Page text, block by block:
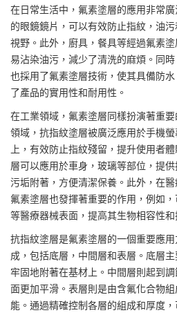
在日常生活中，氟素塗層的應用非常
的眼鏡鏡片，可以有效防止指紋，油
視野。此外，廚具，餐具等經過氟素
易沾染油污，減少了清洗的麻煩。同
也採用了氟素塗層技術，使其具備防
了產品的實用性和耐用性。
在工業領域，氟素塗層同樣扮演著重
領域，抗指紋塗層被廣泛應用於手機
上，有效防止指紋殘留，提升使用者
層可以應用於車身，玻璃等部位，提
污垢附著，方便清潔保養。此外，在
氟素塗層也發揮著重要的作用，例如
等醫療器械表面，提高其生物相容性和
抗指紋塗層是氟素塗層的一個重要應
成，包括底層，中間層和表層。底層
牢固地附著在基材上。中間層則起到
面更加平滑。表層則是由含氟化合物
能。通過精確控制各層的組成和厚度